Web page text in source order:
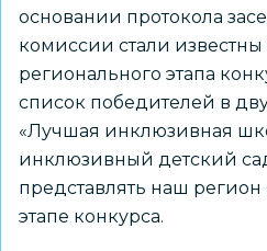
основании протокола
комиссии стали
регионального этапа
список победителей в
«Лучшая инклюзивная
инклюзивный детский
представлять наш
этапе конкурса.